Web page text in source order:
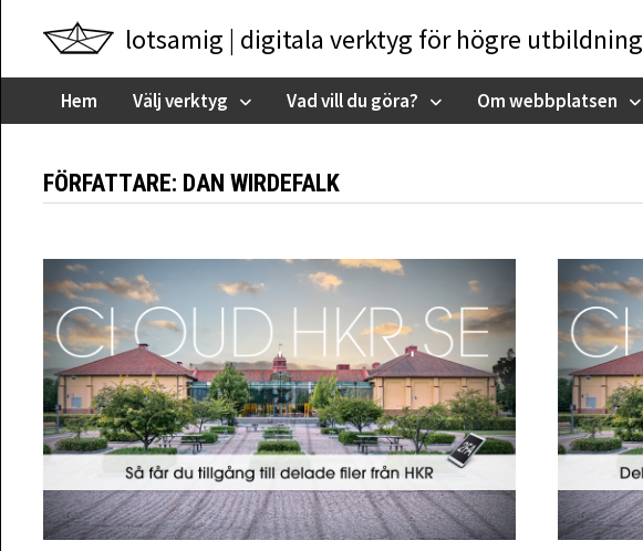
content
lotsamig | digitala verktyg för högre utbildning
Hem Välj verktyg Vad vill du göra? Om webbplatsen
FÖRFATTARE: DAN WIRDEFALK